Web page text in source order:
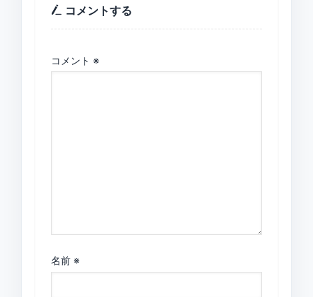
コメントする
コメント ※
名前 ※